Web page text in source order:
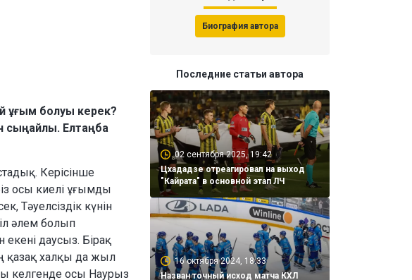
ұғым болуы керек?
сыңайлы. Елтаңба
Керісінше
осы киелі ұғымды
Тәуелсіздік күнін
әлем болып
екені даусыз. Бірақ
қазақ халқы да жыл
келгенде осы Наурыз
Биография автора
Последние статьи автора
02 сентября 2025, 19:42
Цхададзе отреагировал на выход
"Кайрата" в основной этап ЛЧ
16 октября 2024, 18:33
Назван точный исход матча КХЛ